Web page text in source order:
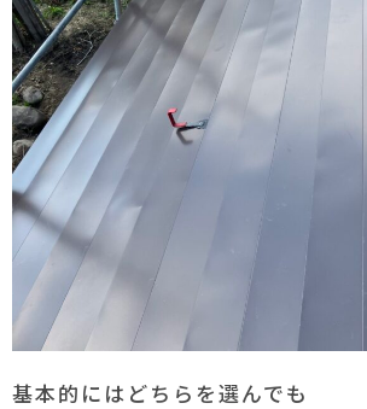
基本的にはどちらを選んでも